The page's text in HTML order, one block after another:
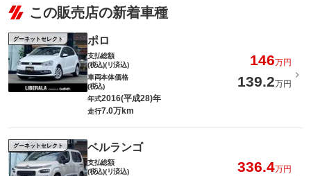
この販売店の新着車種
グーネットセレクト ポロ
支払総額
(税込)(リ済込)
146万円
車両本体価格
(税込)
139.2万円
年式2016(平成28)年
走行7.0万km
グーネットセレクト ベルランゴ
支払総額
(税込)(リ済込)
336.4万円